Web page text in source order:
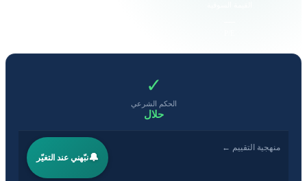
✓
الحكم الشرعي
حلال
منهجية التقييم ←
🔔نبّهني عند التغيّر